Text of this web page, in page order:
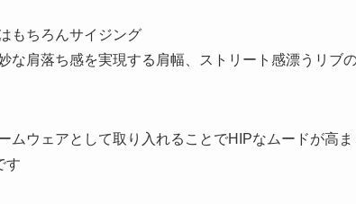
もちろんサイジング
な肩落ち感を実現する肩幅、ストリート感漂うリブ
ムウェアとして取り入れることでHIPなムードが高
す